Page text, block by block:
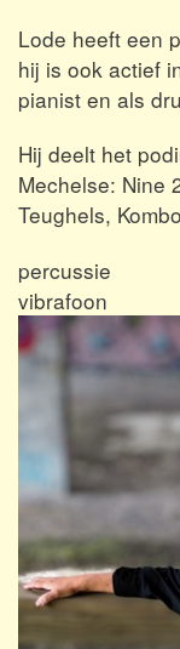
Lode heeft een
hij is ook actief
pianist en als
Hij deelt het
Mechelse: Nine
Teughels,
percussie
vibrafoon